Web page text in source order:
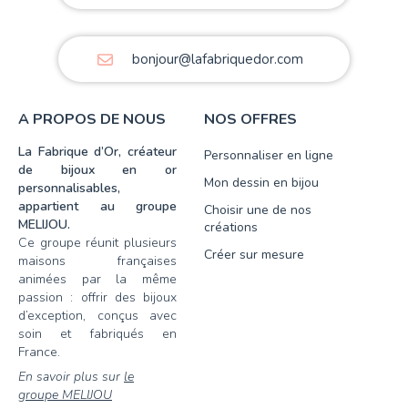
bonjour@lafabriquedor.com
A PROPOS DE NOUS
La Fabrique d’Or, créateur
de bijoux en or
personnalisables,
appartient au groupe
MELIJOU.
Ce groupe réunit plusieurs
maisons françaises
animées par la même
passion : offrir des bijoux
d’exception, conçus avec
soin et fabriqués en
France.
En savoir plus sur le
groupe MELIJOU
NOS OFFRES
Personnaliser en ligne
Mon dessin en bijou
Choisir une de nos
créations
Créer sur mesure